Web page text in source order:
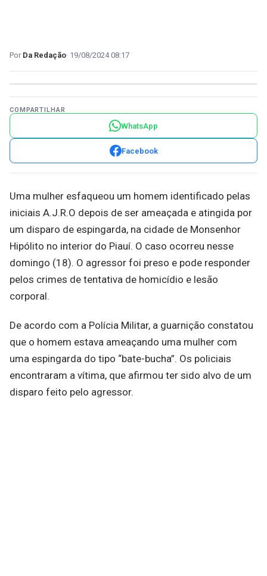
Da Redação 19/08/2024 08:17
COMPARTILHAR
WhatsApp
Facebook
Uma mulher esfaqueou um homem identificado pelas
iniciais A.J.R.O depois de ser ameaçada e atingida por
um disparo de espingarda, na cidade de Monsenhor
Hipólito no interior do Piauí. O caso ocorreu nesse
domingo (18). O agressor foi preso e pode responder
pelos crimes de tentativa de homicídio e lesão
corporal.
De acordo com a Polícia Militar, a guarnição constatou
que o homem estava ameaçando uma mulher com
uma espingarda do tipo “bate-bucha”. Os policiais
encontraram a vítima, que afirmou ter sido alvo de um
disparo feito pelo agressor.